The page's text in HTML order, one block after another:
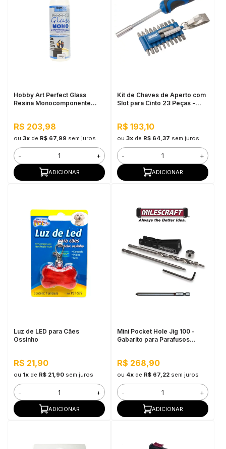
Hobby Art Perfect Glass
Resina Monocomponente
R$ 203,98
ou 3xde R$ 67,99 sem juros
- +
ADICIONAR
Kit de Chaves de Aperto com
Slot para Cinto 23 Peças -
R$ 193,10
ou 3xde R$ 64,37 sem juros
- +
ADICIONAR
Luz de LED para Cães
Ossinho
R$ 21,90
ou 1xde R$ 21,90 sem juros
- +
ADICIONAR
Mini Pocket Hole Jig 100 -
Gabarito para Parafusos
R$ 268,90
ou 4xde R$ 67,22 sem juros
- +
ADICIONAR